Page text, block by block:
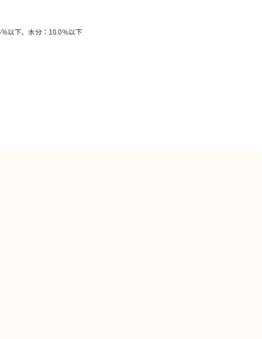
以下、水分：10.0％以下